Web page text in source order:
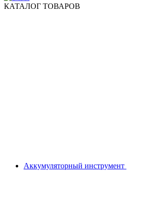
КАТАЛОГ ТОВАРОВ
Аккумуляторный инструмент